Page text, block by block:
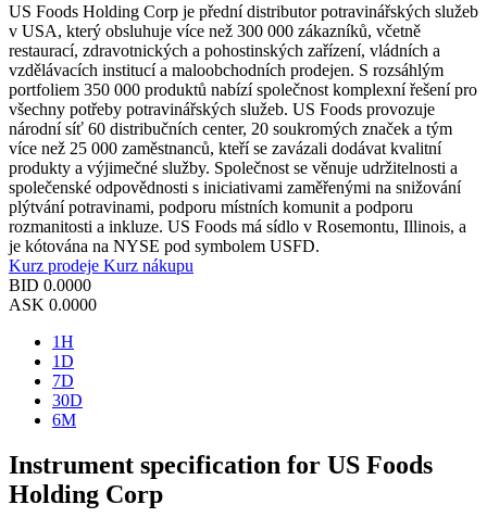
US Foods Holding Corp je přední distributor potravinářských služeb
v USA, který obsluhuje více než 300 000 zákazníků, včetně
restaurací, zdravotnických a pohostinských zařízení, vládních a
vzdělávacích institucí a maloobchodních prodejen. S rozsáhlým
portfoliem 350 000 produktů nabízí společnost komplexní řešení pro
všechny potřeby potravinářských služeb. US Foods provozuje
národní síť 60 distribučních center, 20 soukromých značek a tým
více než 25 000 zaměstnanců, kteří se zavázali dodávat kvalitní
produkty a výjimečné služby. Společnost se věnuje udržitelnosti a
společenské odpovědnosti s iniciativami zaměřenými na snižování
plýtvání potravinami, podporu místních komunit a podporu
rozmanitosti a inkluze. US Foods má sídlo v Rosemontu, Illinois, a
je kótována na NYSE pod symbolem USFD.
Kurz prodeje Kurz nákupu
BID 0.0000
ASK 0.0000
1H
1D
7D
30D
6M
Instrument specification for US Foods
Holding Corp